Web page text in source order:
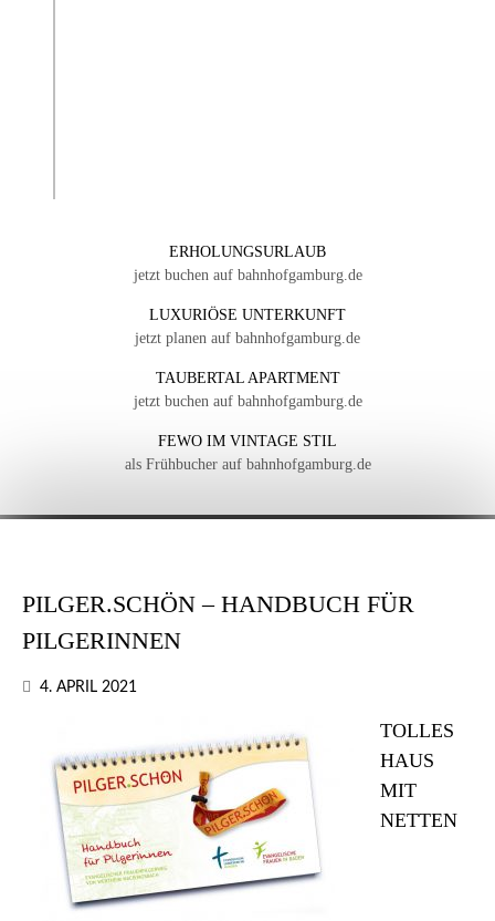
ERHOLUNGSURLAUB
jetzt buchen auf bahnhofgamburg.de
LUXURIÖSE UNTERKUNFT
jetzt planen auf bahnhofgamburg.de
TAUBERTAL APARTMENT
jetzt buchen auf bahnhofgamburg.de
FEWO IM VINTAGE STIL
als Frühbucher auf bahnhofgamburg.de
PILGER.SCHÖN – HANDBUCH FÜR
PILGERINNEN
4. APRIL 2021
TOLLES
HAUS
MIT
NETTEN